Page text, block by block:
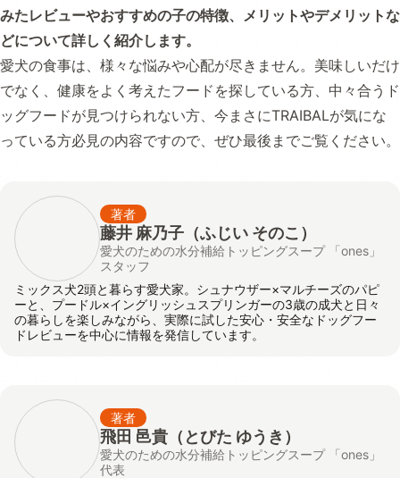
みたレビューやおすすめの子の特徴、メリットやデメリットな
どについて詳しく紹介します。
愛犬の食事は、様々な悩みや心配が尽きません。美味しいだけ
でなく、健康をよく考えたフードを探している方、中々合うド
ッグフードが見つけられない方、今まさにTRAIBALが気にな
っている方必見の内容ですので、ぜひ最後までご覧ください。
著者
藤井 麻乃子（ふじい そのこ）
愛犬のための水分補給トッピングスープ 「ones」
スタッフ
ミックス犬2頭と暮らす愛犬家。シュナウザー×マルチーズのパピ
ーと、プードル×イングリッシュスプリンガーの3歳の成犬と日々
の暮らしを楽しみながら、実際に試した安心・安全なドッグフー
ドレビューを中心に情報を発信しています。
著者
飛田 邑貴 （とびた ゆうき）
愛犬のための水分補給トッピングスープ 「ones」
代表